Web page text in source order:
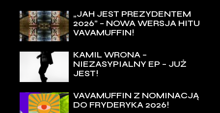
„JAH JEST PREZYDENTEM
2026” – NOWA WERSJA HITU
VAVAMUFFIN!
KAMIL WRONA –
NIEZASYPIALNY EP – JUŻ
JEST!
VAVAMUFFIN Z NOMINACJĄ
DO FRYDERYKA 2026!